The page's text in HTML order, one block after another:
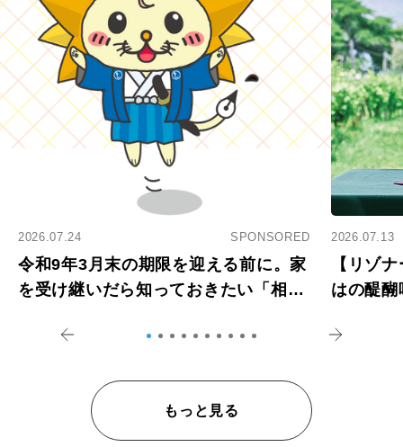
2026.07.24 SPONSORED
令和9年3月末の期限を迎える前に。家
を受け継いだら知っておきたい「相続
2026.07.13
【リゾ
はの醍
もっと見る